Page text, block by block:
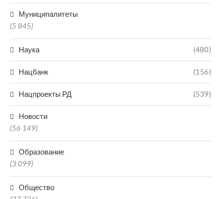
Муниципалитеты
(5 845)
Наука (480)
Нацбанк (156)
Нацпроекты РД (539)
Новости
(56 149)
Образование
(3 099)
Общество